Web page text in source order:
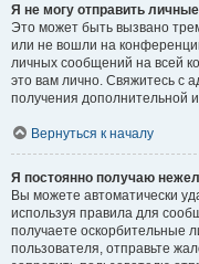
Я не могу отправить
Это может быть вызвано
или не вошли на
личных сообщений на всей
это вам лично. Свяжитесь с
получения дополнительной
Вернуться к началу
Я постоянно получаю
Вы можете автоматически
используя правила для
получаете оскорбительные
пользователя, отправьте